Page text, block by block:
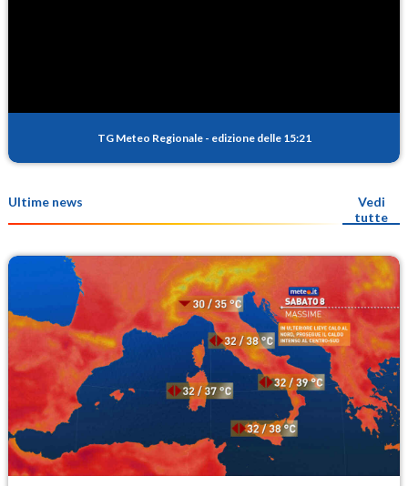
TG Meteo Regionale - edizione delle 15:21
Ultime news
Vedi
tutte